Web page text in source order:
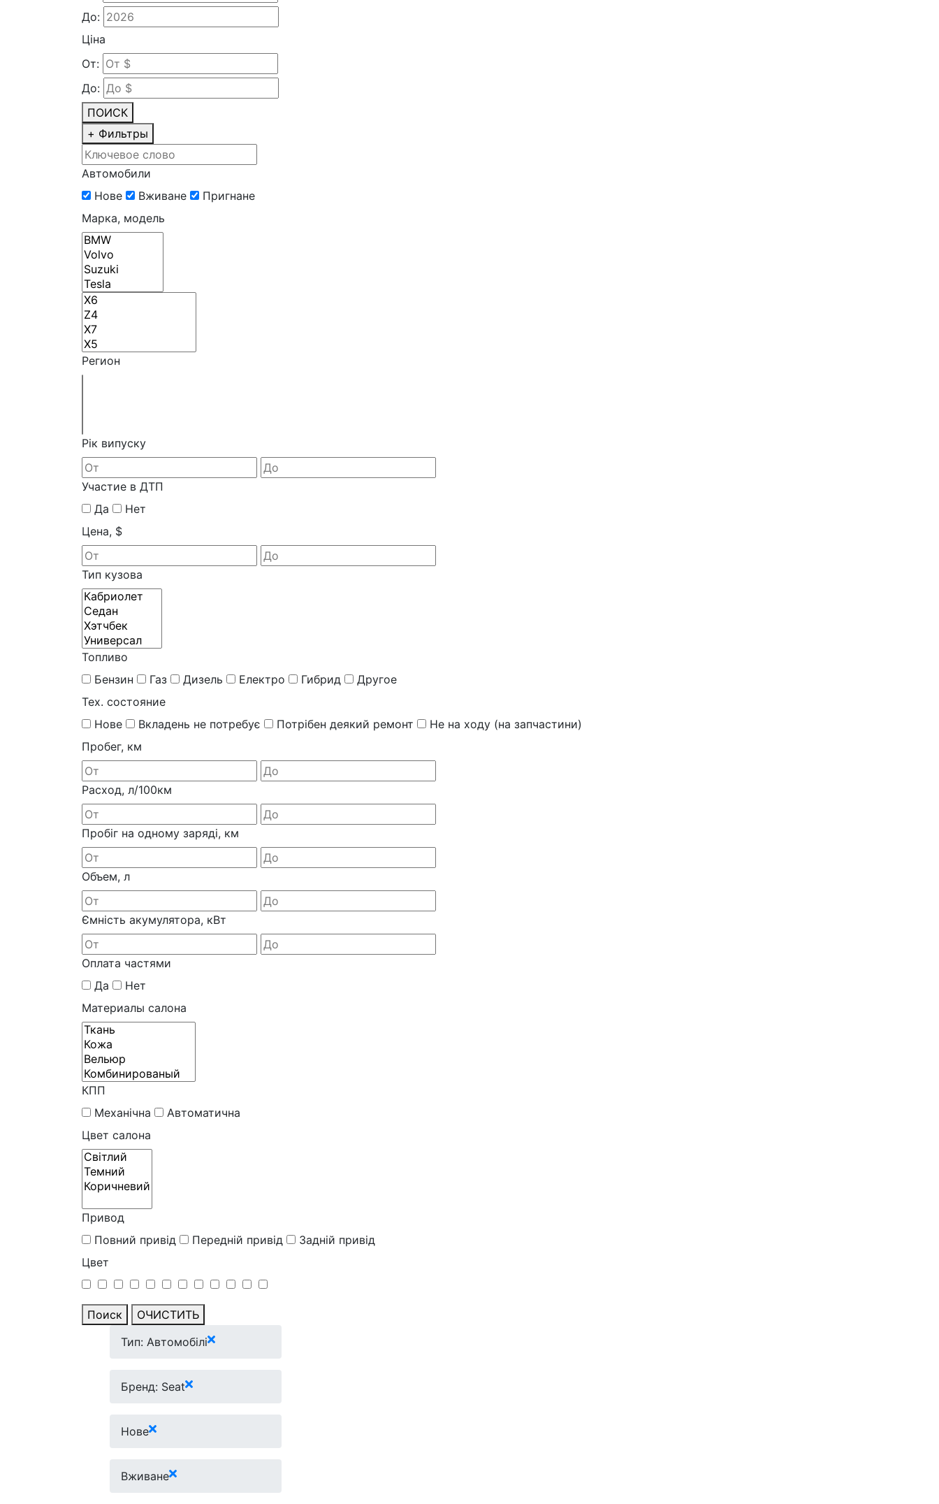
До:
Ціна
От:
До:
ПОИСК
+ Фильтры
Автомобили
Нове
Вживане
Пригнане
Марка, модель
Регион
Рік випуску
Участие в ДТП
Да
Нет
Цена, $
Тип кузова
Топливо
Бензин
Газ Дизель Електро Гибрид
Другое
Тех. состояние
Нове
Вкладень не потребує Потрібен деякий ремонт
Не на ходу (на запчастини)
Пробег, км
Расход, л/100км
Пробіг на одному заряді, км
Объем, л
Ємність акумулятора, кВт
Оплата частями
Да
Нет
Материалы салона
КПП
Механічна
Автоматична
Цвет салона
Привод
Повний привід
Передній привід
Задній привід
Цвет
Поиск
ОЧИСТИТЬ
Тип: Автомобілі
Бренд: Seat
Нове
Вживане